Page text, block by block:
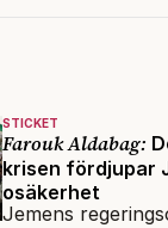
STICKET
Farouk Aldabag:
krisen fördjupar
osäkerhet
Jemens